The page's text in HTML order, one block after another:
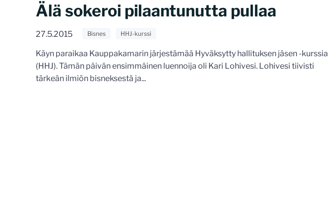
Älä sokeroi pilaantunutta pullaa
27.5.2015 Bisnes HHJ-kurssi
Käyn paraikaa Kauppakamarin järjestämää Hyväksytty hallituksen jäsen -kurssia
(HHJ). Tämän päivän ensimmäinen luennoija oli Kari Lohivesi. Lohivesi tiivisti
tärkeän ilmiön bisneksestä ja...